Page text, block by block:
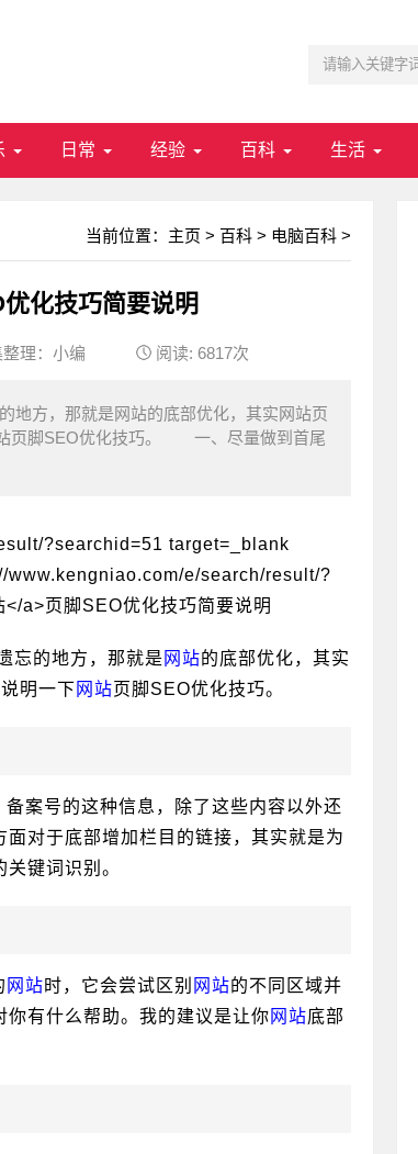
日常 经验 百科 生活
当前位置： 主页 > 百科 > 电脑百科 >
化技巧简要说明
整理：小编 阅读: 6817次
地方，那就是网站的底部优化，其实网站页
站页脚SEO优化技巧。 一、尽量做到首尾
忘的地方，那就是 网站的底部优化，其实
明一下 网站页脚SEO优化技巧。
案号的这种信息，除了这些内容以外还
面对于底部增加栏目的链接，其实就是为
关键词识别。
网站时，它会尝试区别 网站的不同区域并
有什么帮助。我的建议是让你 网站底部